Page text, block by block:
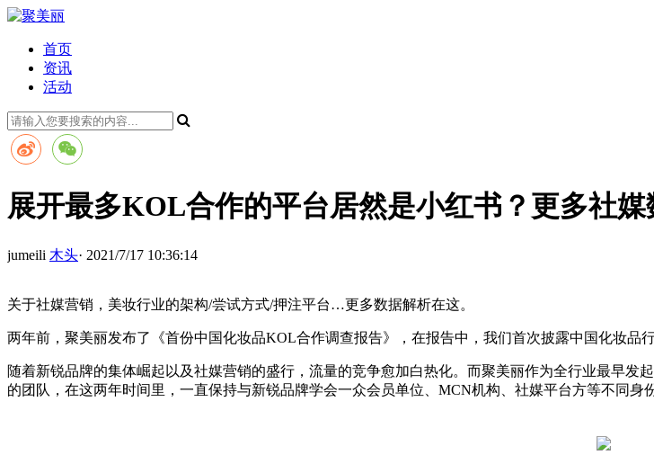
首页
资讯
活动
展开最多KOL合作的平台居然是小红书？更多社
jumeili 木头· 2021/7/17 10:36:14
关于社媒营销，美妆行业的架构/尝试方式/押注平台…更多数据解析在这。
两年前，聚美丽发布了《首份中国化妆品KOL合作调查报告》，在报告中，我们首次披露中国化妆品
随着新锐品牌的集体崛起以及社媒营销的盛行，流量的竞争愈加白热化。而聚美丽作为全行业最早
的团队，在这两年时间里，一直保持与新锐品牌学会一众会员单位、MCN机构、社媒平台方等不同身